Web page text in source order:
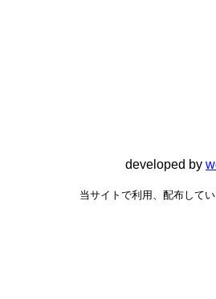
developed by
当サイトで利用、配布して